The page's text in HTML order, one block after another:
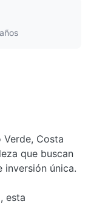
Verde, Costa
que buscan
única.
esta